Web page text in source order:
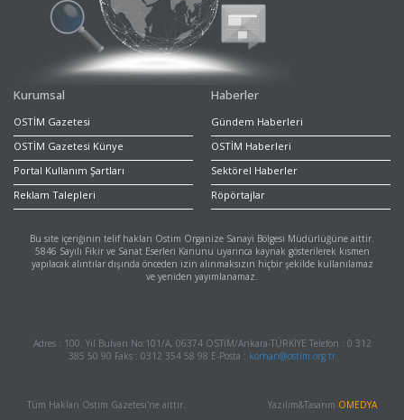
Kurumsal
OSTİM Gazetesi
OSTİM Gazetesi Künye
Portal Kullanım Şartları
Reklam Talepleri
Haberler
Gündem Haberleri
OSTİM Haberleri
Sektörel Haberler
Röpörtajlar
Bu site içeriğinin telif hakları Ostim Organize Sanayi Bölgesi Müdürlüğüne aittir.
5846 Sayılı Fikir ve Sanat Eserleri Kanunu uyarınca kaynak gösterilerek kısmen
yapılacak alıntılar dışında önceden izin alınmaksızın hiçbir şekilde kullanılamaz
ve yeniden yayımlanamaz.
Adres : 100. Yıl Bulvarı No:101/A, 06374 OSTİM/Ankara-TÜRKİYE Telefon : 0 312
385 50 90 Faks : 0312 354 58 98 E-Posta : korhan@ostim.org.tr
Tüm Hakları Ostim Gazetesi'ne aittir. Yazılım&Tasarım OMEDYA